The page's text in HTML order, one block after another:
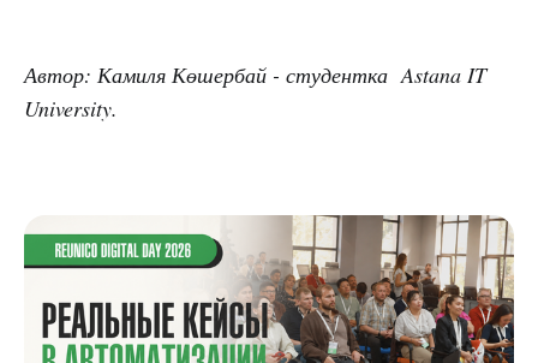
Автор: Камиля Көшербай - студентка Astana IT
University.